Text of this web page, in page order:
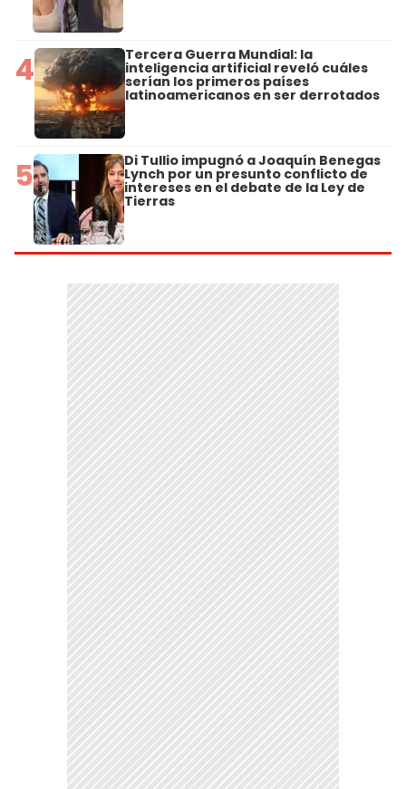
4 Tercera Guerra Mundial: la
inteligencia artificial reveló cuáles
serían los primeros países
latinoamericanos en ser derrotados
5 Di Tullio impugnó a Joaquín Benegas
Lynch por un presunto conflicto de
intereses en el debate de la Ley de
Tierras